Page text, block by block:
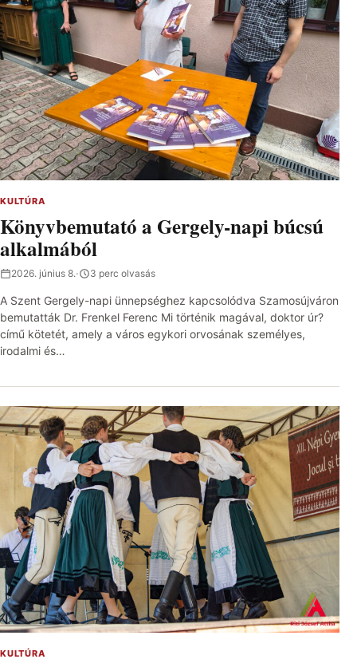
KULTÚRA
Könyvbemutató a Gergely-napi búcsú
alkalmából
2026. június 8.· 3 perc olvasás
A Szent Gergely-napi ünnepséghez kapcsolódva Szamosújváron
bemutatták Dr. Frenkel Ferenc Mi történik magával, doktor úr?
című kötetét, amely a város egykori orvosának személyes,
irodalmi és…
KULTÚRA